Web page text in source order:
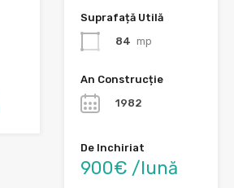
Suprafață Utilă
84 mp
An Construcție
1982
De Inchiriat
900€ /lună